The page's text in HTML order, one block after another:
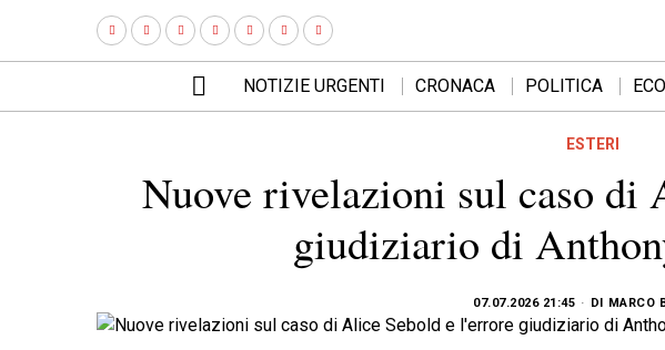
NOTIZIE URGENTI CRONACA POLITICA
ESTERI
Nuove rivelazioni sul caso di
giudiziario di
07.07.2026 21:45 DI MARCO